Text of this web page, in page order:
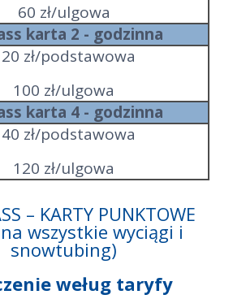
60 zł/ulgowa
karta 2 - godzinna
zł/podstawowa
100 zł/ulgowa
karta 4 - godzinna
zł/podstawowa
120 zł/ulgowa
– KARTY PUNKTOWE
wszystkie wyciągi i
snowtubing)
weług taryfy